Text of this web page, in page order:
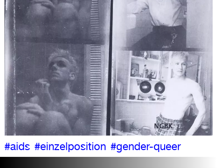
#aids #einzelposition #gender-queer